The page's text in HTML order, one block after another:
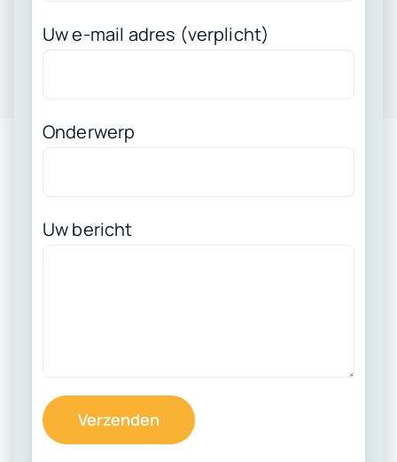
Uw e-mail adres (verplicht)
Onderwerp
Uw bericht